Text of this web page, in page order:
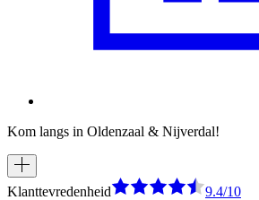
Kom langs in Oldenzaal & Nijverdal!
Klanttevredenheid
9.4/10